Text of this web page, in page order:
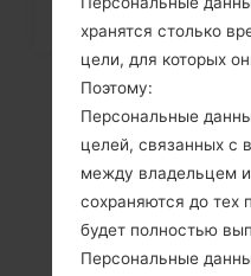
хранятся столько
цели, для которых
Поэтому:
Персональные
целей, связанных с
между владельцем
сохраняются до тех
будет полностью
Персональные